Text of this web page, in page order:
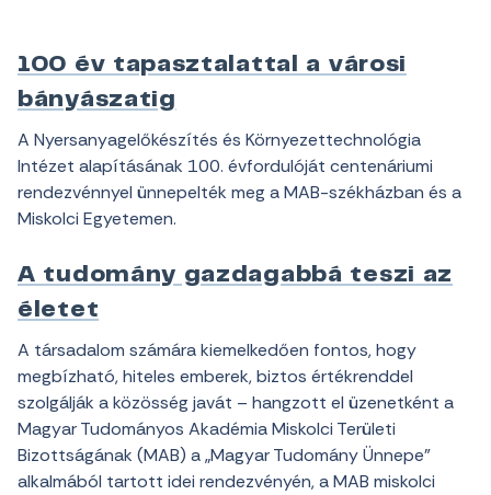
100 év tapasztalattal a városi
bányászatig
A Nyersanyagelőkészítés és Környezettechnológia
Intézet alapításának 100. évfordulóját centenáriumi
rendezvénnyel ünnepelték meg a MAB-székházban és a
Miskolci Egyetemen.
A tudomány gazdagabbá teszi az
életet
A társadalom számára kiemelkedően fontos, hogy
megbízható, hiteles emberek, biztos értékrenddel
szolgálják a közösség javát – hangzott el üzenetként a
Magyar Tudományos Akadémia Miskolci Területi
Bizottságának (MAB) a „Magyar Tudomány Ünnepe”
alkalmából tartott idei rendezvényén, a MAB miskolci